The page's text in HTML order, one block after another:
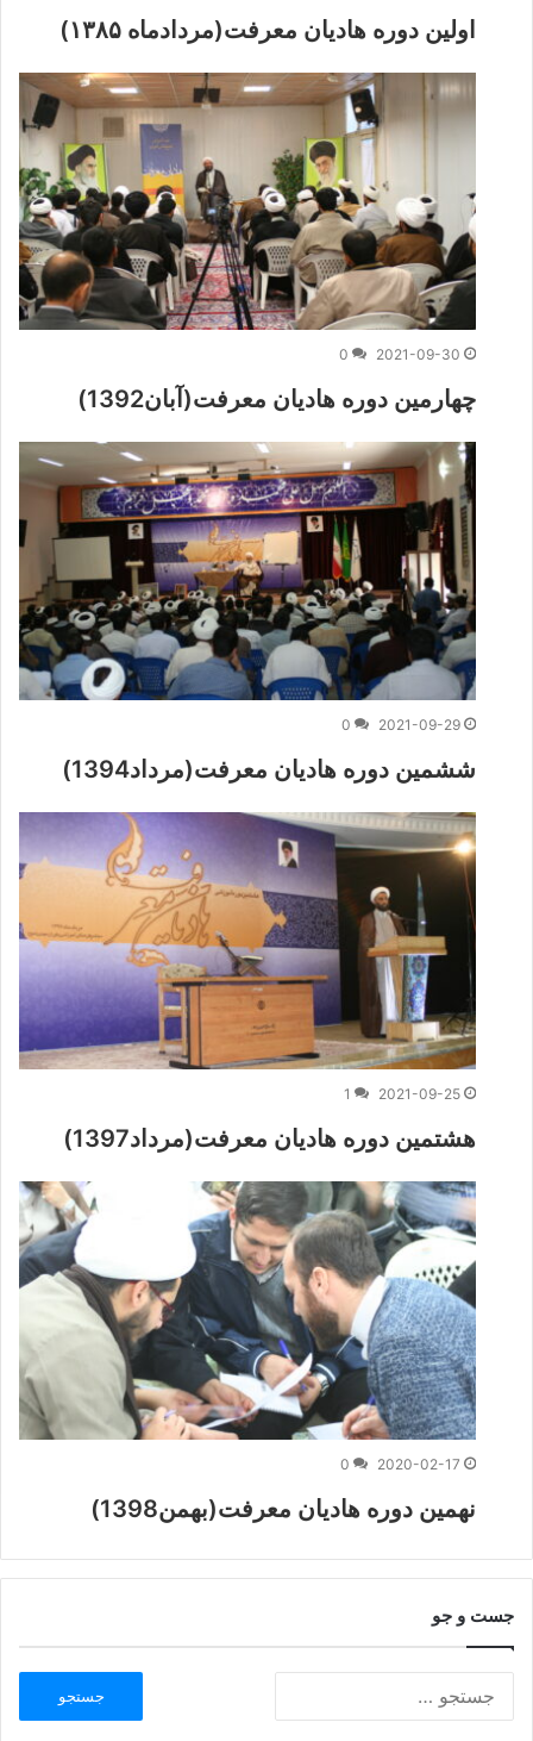
اولین دوره هادیان معرفت(مردادماه ۱۳۸۵)
2021-09-30
0
چهارمین دوره هادیان معرفت(آبان‌1392)
2021-09-29
0
ششمین دوره هادیان معرفت(مرداد1394)
2021-09-25
1
هشتمین دوره هادیان معرفت(مرداد1397)
2020-02-17
0
نهمین دوره هادیان معرفت(بهمن1398)
جست و جو